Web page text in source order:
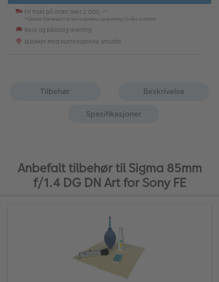
Fri frakt på ordre over 2 000,-*
*Gjelder Klimanøytral Servicepakke og levering til våre butikker
Rask og pålitelig levering
Butikker med kunnskapsrike ansatte
Tilbehør
Beskrivelse
Spesifikasjoner
Anbefalt tilbehør til Sigma 85mm
f/1.4 DG DN Art for Sony FE